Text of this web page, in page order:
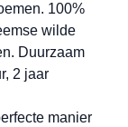
100%
wilde
Duurzaam
2 jaar
manier